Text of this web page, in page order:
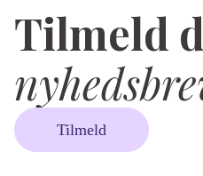
Tilmeld
Tilmeld